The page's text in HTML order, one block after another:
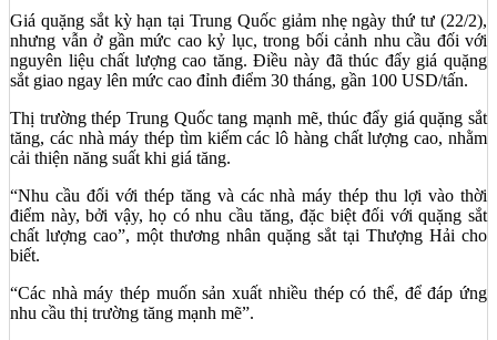
Giá quặng sắt kỳ hạn tại Trung Quốc giảm nhẹ ngày thứ tư (22/2),
nhưng vẫn ở gần mức cao kỷ lục, trong bối cảnh nhu cầu đối với
nguyên liệu chất lượng cao tăng. Điều này đã thúc đẩy giá quặng
sắt giao ngay lên mức cao đỉnh điểm 30 tháng, gần 100 USD/tấn.
Thị trường thép Trung Quốc tang mạnh mẽ, thúc đẩy giá quặng sắt
tăng, các nhà máy thép tìm kiếm các lô hàng chất lượng cao, nhằm
cải thiện năng suất khi giá tăng.
“Nhu cầu đối với thép tăng và các nhà máy thép thu lợi vào thời
điểm này, bởi vậy, họ có nhu cầu tăng, đặc biệt đối với quặng sắt
chất lượng cao”, một thương nhân quặng sắt tại Thượng Hải cho
biết.
“Các nhà máy thép muốn sản xuất nhiều thép có thể, để đáp ứng
nhu cầu thị trường tăng mạnh mẽ”.